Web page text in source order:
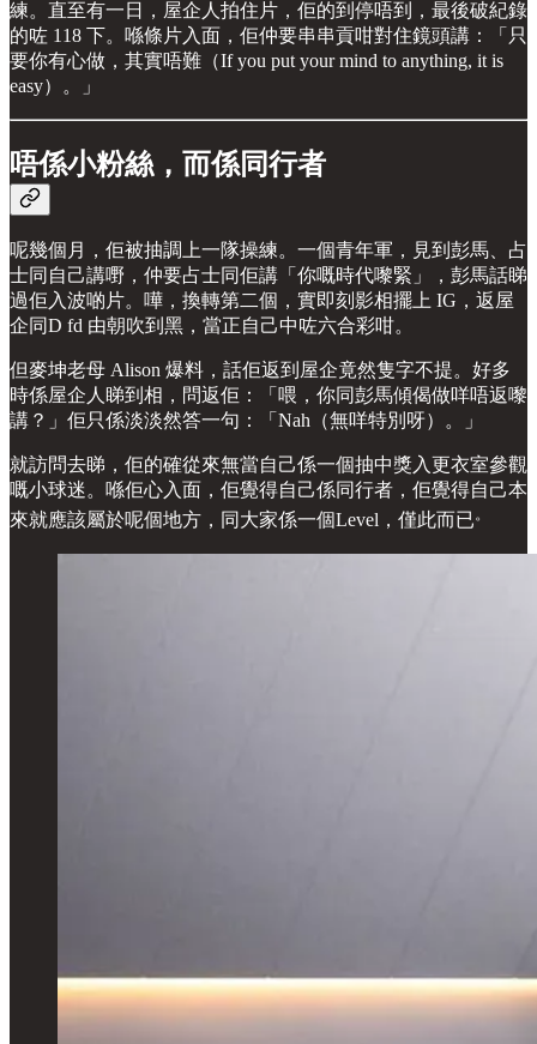
練。直至有一日，屋企人拍住片，佢的到停唔到，最後破紀錄
的咗 118 下。喺條片入面，佢仲要串串貢咁對住鏡頭講：「只
要你有心做，其實唔難（If you put your mind to anything, it is
easy）。」
唔係小粉絲，而係同行者
呢幾個月，佢被抽調上一隊操練。一個青年軍，見到彭馬、占
士同自己講嘢，仲要占士同佢講「你嘅時代嚟緊」，彭馬話睇
過佢入波啲片。嘩，換轉第二個，實即刻影相擺上 IG，返屋
企同D fd 由朝吹到黑，當正自己中咗六合彩咁。
但麥坤老母 Alison 爆料，話佢返到屋企竟然隻字不提。好多
時係屋企人睇到相，問返佢：「喂，你同彭馬傾偈做咩唔返嚟
講？」佢只係淡淡然答一句：「Nah（無咩特別呀）。」
就訪問去睇，佢的確從來無當自己係一個抽中獎入更衣室參觀
嘅小球迷。喺佢心入面，佢覺得自己係同行者，佢覺得自己本
來就應該屬於呢個地方，同大家係一個Level，僅此而已。